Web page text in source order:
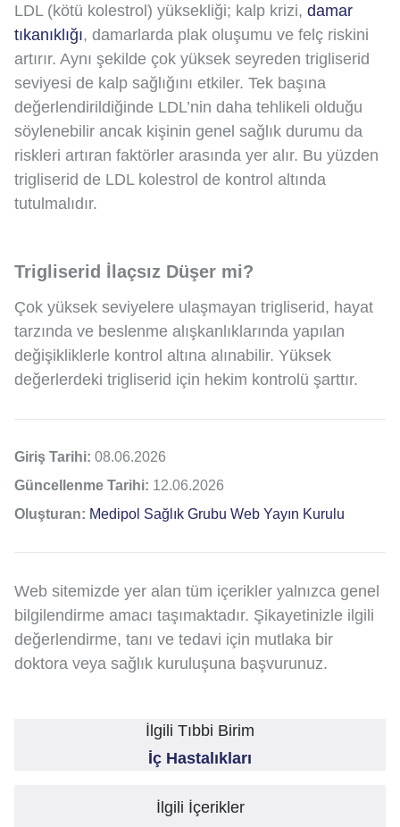
LDL (kötü kolestrol) yüksekliği; kalp krizi, damar
tıkanıklığı, damarlarda plak oluşumu ve felç riskini
artırır. Aynı şekilde çok yüksek seyreden trigliserid
seviyesi de kalp sağlığını etkiler. Tek başına
değerlendirildiğinde LDL’nin daha tehlikeli olduğu
söylenebilir ancak kişinin genel sağlık durumu da
riskleri artıran faktörler arasında yer alır. Bu yüzden
trigliserid de LDL kolestrol de kontrol altında
tutulmalıdır.
Trigliserid İlaçsız Düşer mi?
Çok yüksek seviyelere ulaşmayan trigliserid, hayat
tarzında ve beslenme alışkanlıklarında yapılan
değişikliklerle kontrol altına alınabilir. Yüksek
değerlerdeki trigliserid için hekim kontrolü şarttır.
Giriş Tarihi: 08.06.2026
Güncellenme Tarihi: 12.06.2026
Oluşturan: Medipol Sağlık Grubu Web Yayın Kurulu
Web sitemizde yer alan tüm içerikler yalnızca genel
bilgilendirme amacı taşımaktadır. Şikayetinizle ilgili
değerlendirme, tanı ve tedavi için mutlaka bir
doktora veya sağlık kuruluşuna başvurunuz.
İlgili Tıbbi Birim
İç Hastalıkları
İlgili İçerikler